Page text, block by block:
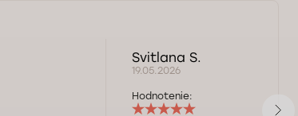
Svitlana S.
19.05.2026
Hodnotenie: